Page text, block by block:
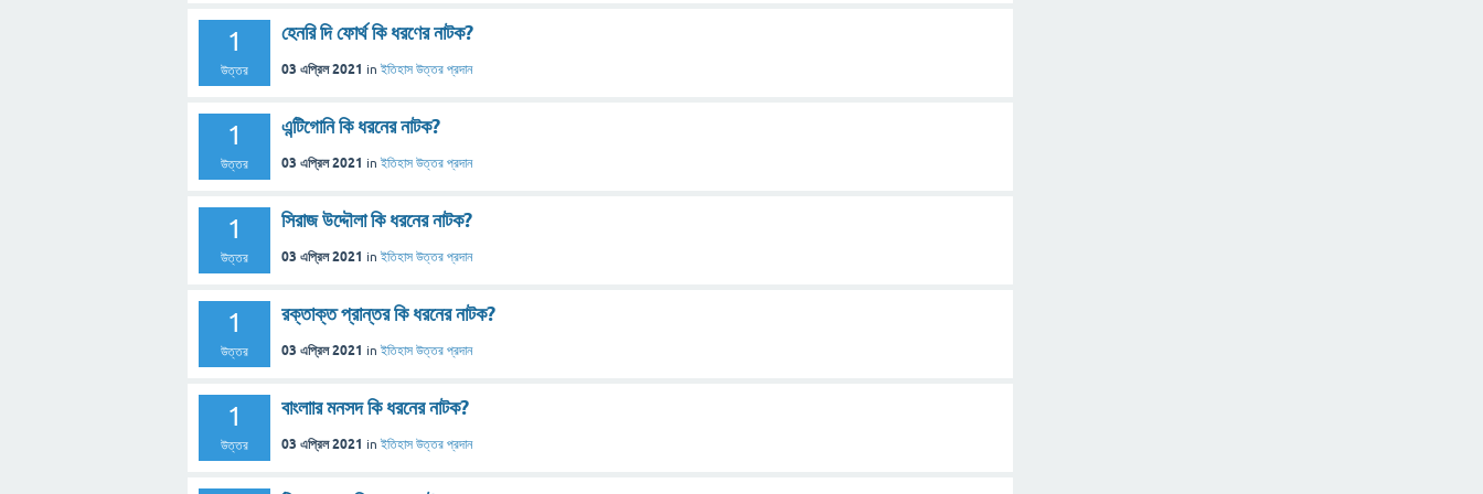
1
উত্তর
হেনরি দি ফোর্থ কি ধরণের নাটক?
03 এপ্রিল 2021 in ইতিহাস উত্তর প্রদান
1
উত্তর
এন্টিগোনি কি ধরনের নাটক?
03 এপ্রিল 2021 in ইতিহাস উত্তর প্রদান
1
উত্তর
সিরাজ উদ্দৌলা কি ধরনের নাটক?
03 এপ্রিল 2021 in ইতিহাস উত্তর প্রদান
1
উত্তর
রক্তাক্ত প্রান্তর কি ধরনের নাটক?
03 এপ্রিল 2021 in ইতিহাস উত্তর প্রদান
1
উত্তর
বাংলাার মনসদ কি ধরনের নাটক?
03 এপ্রিল 2021 in ইতিহাস উত্তর প্রদান